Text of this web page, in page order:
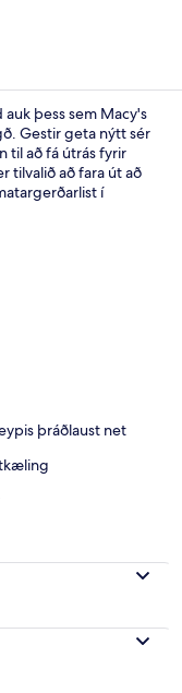
þess sem Macy's
Gestir geta nýtt sér
til að fá útrás fyrir
tilvalið að fara út að
í
10 mínútna
með miðlæga
sem bjóðast í
34 St. -
göngufjarlægð og 34
göngufjarlægð.
þráðlaust net